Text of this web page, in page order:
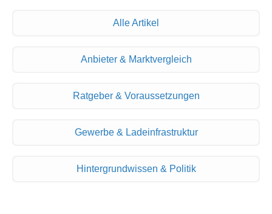
Alle Artikel
Anbieter & Marktvergleich
Ratgeber & Voraussetzungen
Gewerbe & Ladeinfrastruktur
Hintergrundwissen & Politik